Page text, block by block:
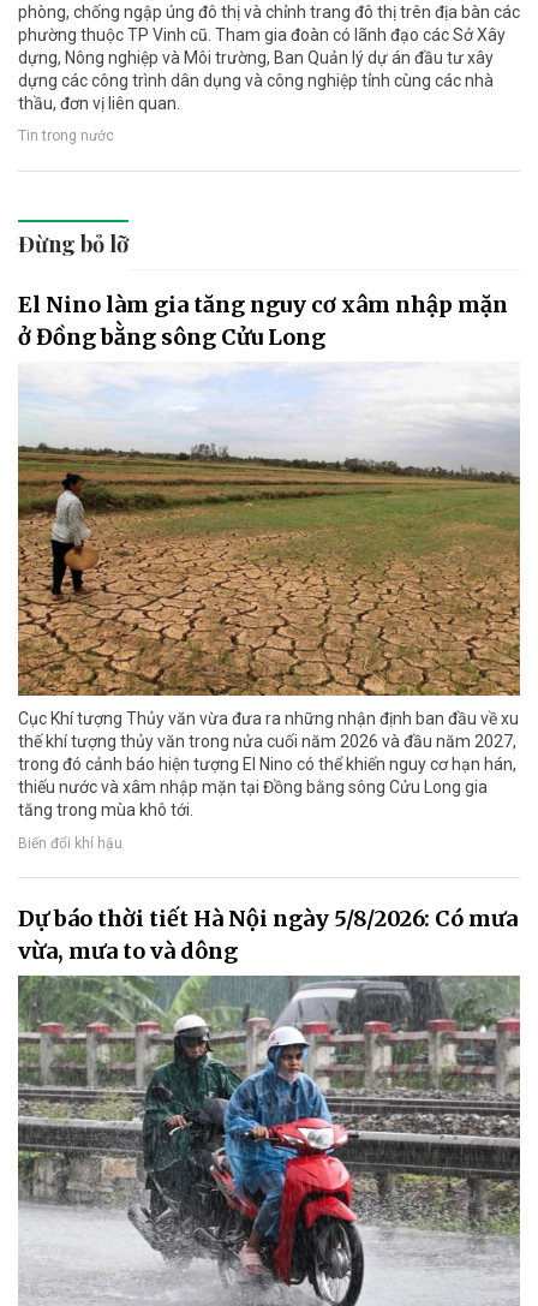
phòng, chống ngập úng đô thị và chỉnh trang đô thị trên địa bàn các
phường thuộc TP Vinh cũ. Tham gia đoàn có lãnh đạo các Sở Xây
dựng, Nông nghiệp và Môi trường, Ban Quản lý dự án đầu tư xây
dựng các công trình dân dụng và công nghiệp tỉnh cùng các nhà
thầu, đơn vị liên quan.
Tin trong nước
Đừng bỏ lỡ
El Nino làm gia tăng nguy cơ xâm nhập mặn
ở Đồng bằng sông Cửu Long
Cục Khí tượng Thủy văn vừa đưa ra những nhận định ban đầu về xu
thế khí tượng thủy văn trong nửa cuối năm 2026 và đầu năm 2027,
trong đó cảnh báo hiện tượng El Nino có thể khiến nguy cơ hạn hán,
thiếu nước và xâm nhập mặn tại Đồng bằng sông Cửu Long gia
tăng trong mùa khô tới.
Biến đổi khí hậu
Dự báo thời tiết Hà Nội ngày 5/8/2026: Có mưa
vừa, mưa to và dông